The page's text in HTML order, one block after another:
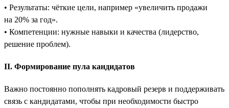
• Результаты: чёткие цели, например «увеличить продажи
на 20% за год».
• Компетенции: нужные навыки и качества (лидерство,
решение проблем).
II. Формирование пула кандидатов
Важно постоянно пополнять кадровый резерв и поддерживать
связь с кандидатами, чтобы при необходимости быстро